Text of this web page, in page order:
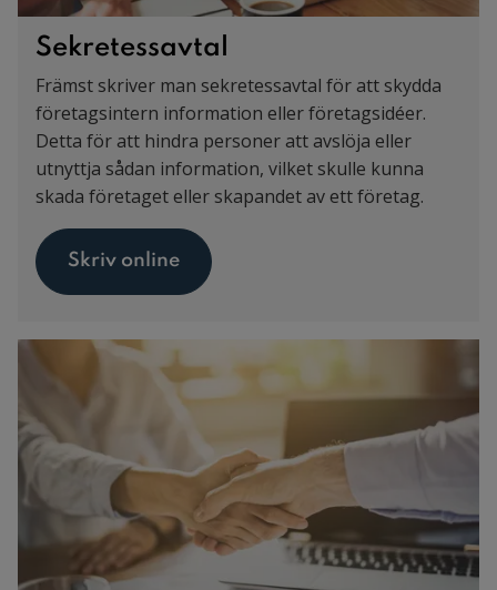
Sekretessavtal
Främst skriver man sekretessavtal för att skydda
företagsintern information eller företagsidéer.
Detta för att hindra personer att avslöja eller
utnyttja sådan information, vilket skulle kunna
skada företaget eller skapandet av ett företag.
Skriv online